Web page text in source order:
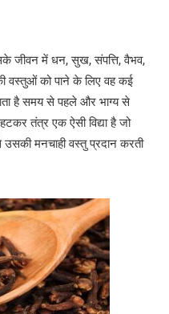
जीवन में धन, सुख, संपत्ति, वैभव,
वस्तुओं को पाने के लिए वह कई
है समय से पहले और भाग्य से
तंत्र एक ऐसी विद्या है जो
मनचाही वस्तु प्रदान करती